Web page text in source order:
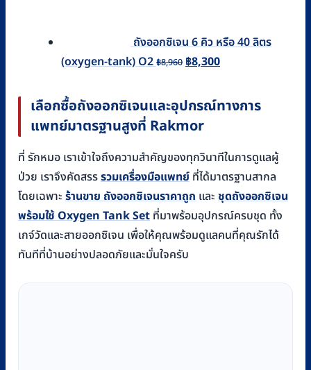
ถังออกซิเจน 6 คิว หรือ 40 ลิตร
(oxygen-tank) O2 ฿8,960 Original
was:
฿8,960.
฿8,300Current
is:
เลือกซื้อถังออกซิเจนและอุปกรณ์ทางการ
แพทย์มาตรฐานสูงที่ Rakmor
ที่ รักหมอ เราเข้าใจถึงความสำคัญของทุกวินาทีในการดูแลผู้
ป่วย เราจึงคัดสรรรวมเครื่องมือแพทย์ ที่ได้มาตรฐานสากล
โดยเฉพาะ ร้านขาย ถังออกซิเจนราคาถูก และ ชุดถังออกซิเจน
พร้อมใช้ Oxygen Tank Set ที่มาพร้อมอุปกรณ์ครบชุด ทั้ง
เกจ์วัดและสายออกซิเจน เพื่อให้คุณพร้อมดูแลคนที่คุณรักได้
ทันทีที่บ้านอย่างปลอดภัยและมั่นใจครับ